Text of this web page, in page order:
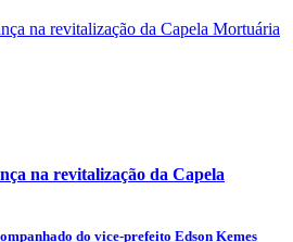
na revitalização da Capela
do vice-prefeito Edson Kemes